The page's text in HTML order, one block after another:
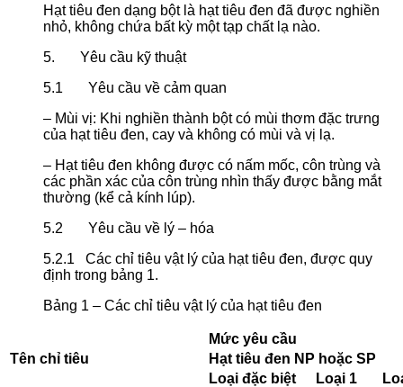
Hạt tiêu đen dạng bột là hạt tiêu đen đã được nghiền
nhỏ, không chứa bất kỳ một tạp chất lạ nào.
5. Yêu cầu kỹ thuật
5.1 Yêu cầu về cảm quan
– Mùi vị: Khi nghiền thành bột có mùi thơm đặc trưng
của hạt tiêu đen, cay và không có mùi và vị lạ.
– Hạt tiêu đen không được có nấm mốc, côn trùng và
các phần xác của côn trùng nhìn thấy được bằng mắt
thường (kể cả kính lúp).
5.2 Yêu cầu về lý – hóa
5.2.1 Các chỉ tiêu vật lý của hạt tiêu đen, được quy
định trong bảng 1.
Bảng 1 – Các chỉ tiêu vật lý của hạt tiêu đen
Tên chỉ tiêu
Mức yêu cầu
Hạt tiêu đen NP hoặc SP
Loại đặc biệt
Loại 1